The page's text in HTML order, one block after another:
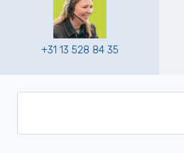
+31 13 528 84 35